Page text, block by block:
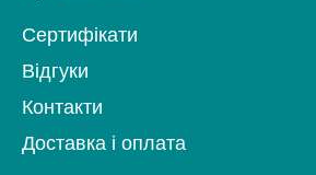
Сертифікати
Відгуки
Контакти
Доставка і оплата